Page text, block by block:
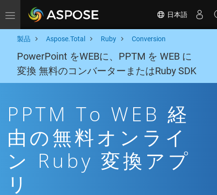
Toggle navigation 日本語
製品 Aspose.Total Ruby Conversion
PowerPoint をWEBに、PPTM を WEB に
変換 無料のコンバーターまたはRuby SDK
PPTM To WEB 経
由の無料オンライ
ン Ruby 変換アプ
リ